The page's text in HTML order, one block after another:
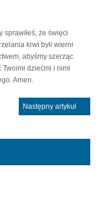
sprawiłeś, że święci
krwi byli wierni
abyśmy szerząc
Twoimi dziećmi i nimi
Amen.
Następny artykuł